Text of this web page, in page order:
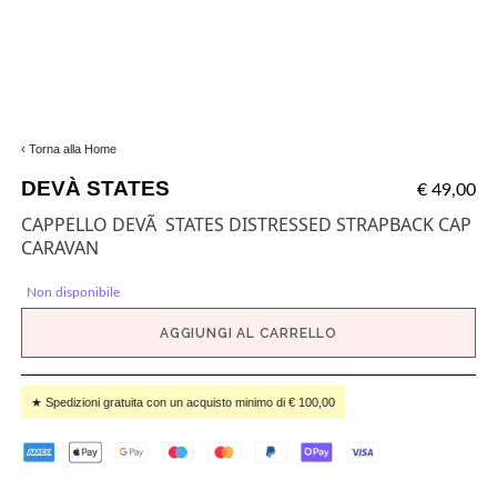
‹ Torna alla Home
DEVÀ STATES € 49,00
CAPPELLO DEVÃ STATES DISTRESSED STRAPBACK CAP
CARAVAN
Non disponibile
AGGIUNGI AL CARRELLO
★ Spedizioni gratuita con un acquisto minimo di € 100,00